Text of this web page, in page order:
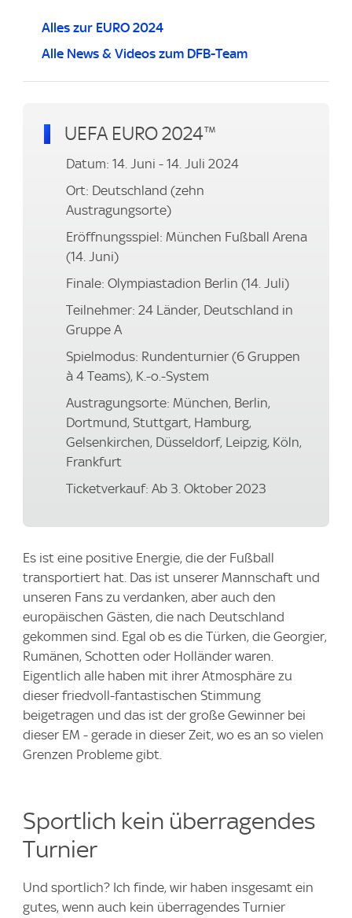
Alles zur EURO 2024
Alle News & Videos zum DFB-Team
UEFA EURO 2024™
Datum: 14. Juni - 14. Juli 2024
Ort: Deutschland (zehn
Austragungsorte)
Eröffnungsspiel: München Fußball Arena
(14. Juni)
Finale: Olympiastadion Berlin (14. Juli)
Teilnehmer: 24 Länder, Deutschland in
Gruppe A
Spielmodus: Rundenturnier (6 Gruppen
à 4 Teams), K.-o.-System
Austragungsorte: München, Berlin,
Dortmund, Stuttgart, Hamburg,
Gelsenkirchen, Düsseldorf, Leipzig, Köln,
Frankfurt
Ticketverkauf: Ab 3. Oktober 2023
Es ist eine positive Energie, die der Fußball
transportiert hat. Das ist unserer Mannschaft und
unseren Fans zu verdanken, aber auch den
europäischen Gästen, die nach Deutschland
gekommen sind. Egal ob es die Türken, die Georgier,
Rumänen, Schotten oder Holländer waren.
Eigentlich alle haben mit ihrer Atmosphäre zu
dieser friedvoll-fantastischen Stimmung
beigetragen und das ist der große Gewinner bei
dieser EM - gerade in dieser Zeit, wo es an so vielen
Grenzen Probleme gibt.
Sportlich kein überragendes
Turnier
Und sportlich? Ich finde, wir haben insgesamt ein
gutes, wenn auch kein überragendes Turnier